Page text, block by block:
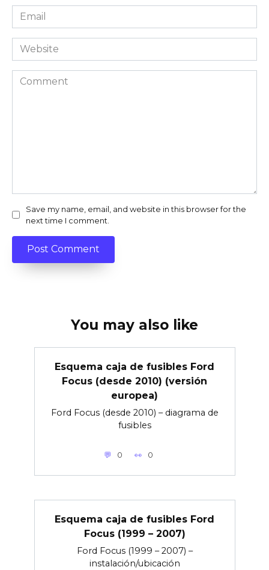
Email
*
Website
Comment
Save my name, email, and website in this browser for the
next time I comment.
You may also like
Esquema caja de fusibles Ford
Focus (desde 2010) (versión
europea)
Ford Focus (desde 2010) – diagrama de
fusibles
0 0
Esquema caja de fusibles Ford
Focus (1999 – 2007)
Ford Focus (1999 – 2007) –
instalación/ubicación